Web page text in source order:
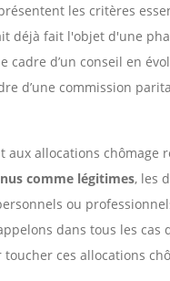
les critères
déjà fait l'objet d'une
cadre d’un conseil en
d’une commission
aux allocations chômage
comme légitimes, les
ou
dans tous les cas
ces allocations